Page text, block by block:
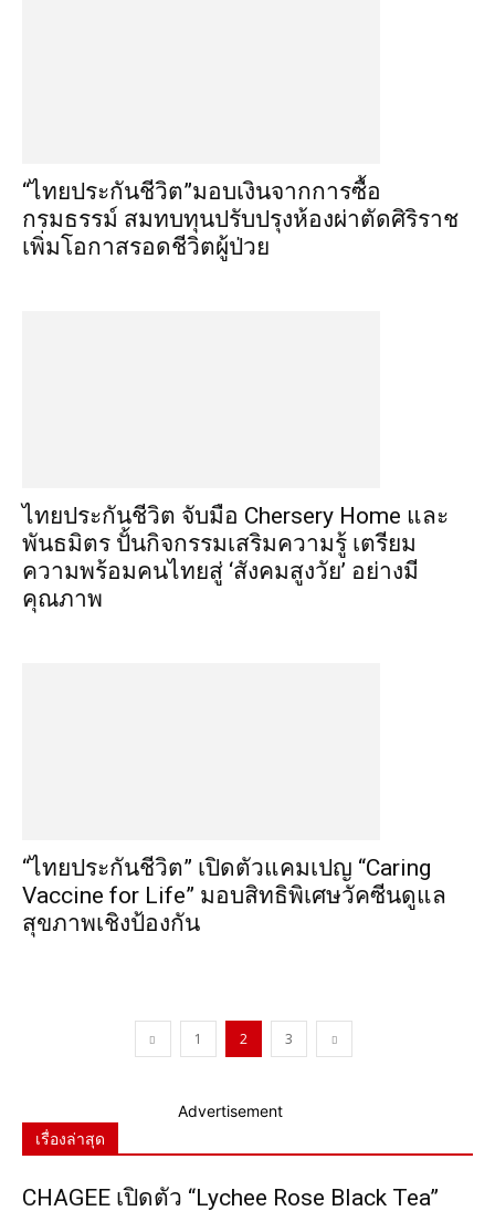
“ไทยประกันชีวิต”มอบเงินจากการซื้อ
กรมธรรม์ สมทบทุนปรับปรุงห้องผ่าตัดศิริราช
เพิ่มโอกาสรอดชีวิตผู้ป่วย
ไทยประกันชีวิต จับมือ Chersery Home และ
พันธมิตร ปั้นกิจกรรมเสริมความรู้ เตรียม
ความพร้อมคนไทยสู่ ‘สังคมสูงวัย’ อย่างมี
คุณภาพ
“ไทยประกันชีวิต” เปิดตัวแคมเปญ “Caring
Vaccine for Life” มอบสิทธิพิเศษวัคซีนดูแล
สุขภาพเชิงป้องกัน
1 2 3
Advertisement
เรื่องล่าสุด
CHAGEE เปิดตัว “Lychee Rose Black Tea”